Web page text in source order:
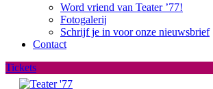
Word vriend van Teater ’77!
Fotogalerij
Schrijf je in voor onze nieuwsbrief
Contact
Tickets